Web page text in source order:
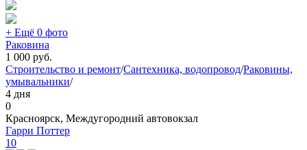
+ Ещё 0 фото
Раковина
1 000 руб.
Строительство и ремонт/Сантехника, водопровод/Раковины,
умывальники/
4 дня
0
Красноярск, Междугородний автовокзал
Гарри Поттер
10